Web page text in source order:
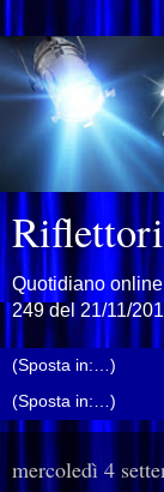
Quotidiano
249 del 21/11/
mercoledì 4